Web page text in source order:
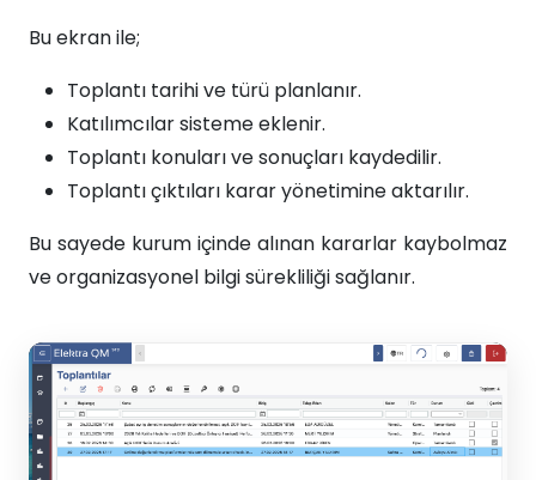
Bu ekran ile;
Toplantı tarihi ve türü planlanır.
Katılımcılar sisteme eklenir.
Toplantı konuları ve sonuçları kaydedilir.
Toplantı çıktıları karar yönetimine aktarılır.
Bu sayede kurum içinde alınan kararlar kaybolmaz
ve organizasyonel bilgi sürekliliği sağlanır.